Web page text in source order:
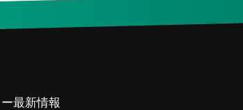
最新情報